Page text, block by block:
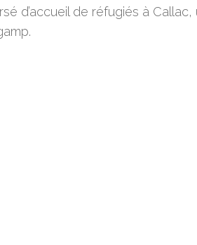
d’accueil de réfugiés à Callac,